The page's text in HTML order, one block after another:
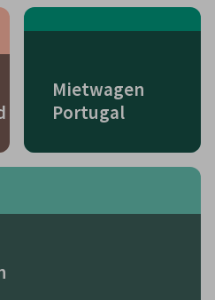
Mietwagen
Portugal